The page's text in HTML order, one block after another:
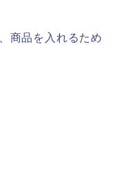
商品を入れるため